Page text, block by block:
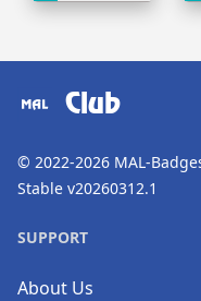
Club
© 2022-2026 MAL-
Stable v20260312.1
SUPPORT
About Us